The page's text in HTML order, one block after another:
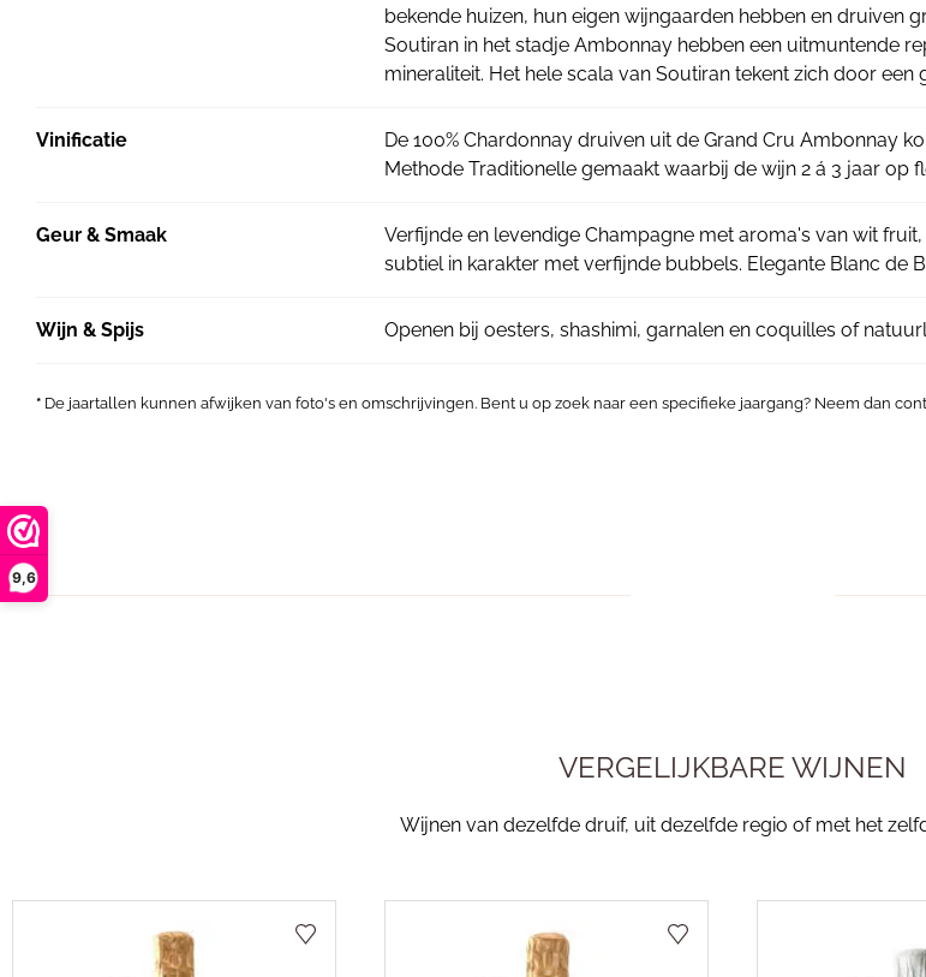
9,6
bekende huizen, hun eigen wijngaarden hebben en druiven
Soutiran in het stadje Ambonnay hebben een uitmuntende
mineraliteit. Het hele scala van Soutiran tekent zich door een
Vinificatie
De 100% Chardonnay druiven uit de Grand Cru Ambonnay
Methode Traditionelle gemaakt waarbij de wijn 2 á 3 jaar op
Geur & Smaak
Verfijnde en levendige Champagne met aroma's van wit
subtiel in karakter met verfijnde bubbels. Elegante Blanc de
Wijn & Spijs Openen bij oesters, shashimi, garnalen en coquilles of
* De jaartallen kunnen afwijken van foto's en omschrijvingen. Bent u op zoek naar een specifieke jaargang? Neem dan
VERGELIJKBARE WIJNEN
Wijnen van dezelfde druif, uit dezelfde regio of met het